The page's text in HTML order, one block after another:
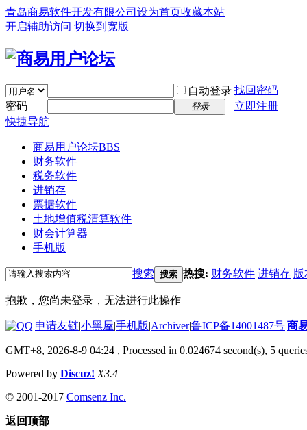
青岛商易软件开发有限公司 设为首页收藏本站
开启辅助访问 切换到宽版
自动登录 找回密码
密码
登录
立即注册
快捷导航
商易用户论坛BBS
财务软件
税务软件
进销存
票据软件
土地增值税清算软件
财会计算器
手机版
搜索 搜索 热搜: 财务软件 进销存 版
抱歉，您尚未登录，无法进行此操作
|申请友链|小黑屋|手机版|Archiver|鲁ICP备14001487号|商
GMT+8, 2026-8-9 04:24 , Processed in 0.024674 second(s), 5
Powered by Discuz! X3.4
© 2001-2017 Comsenz Inc.
返回顶部